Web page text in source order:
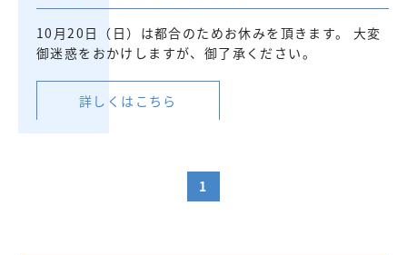
10月20日（日）は都合のためお休みを頂きます。 大変
御迷惑をおかけしますが、御了承ください。
詳しくはこちら
1